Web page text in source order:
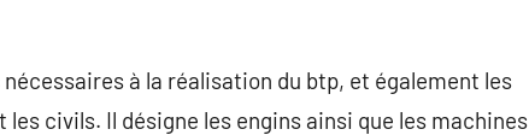
à la réalisation du btp, et également les
civils. Il désigne les engins ainsi que les machines